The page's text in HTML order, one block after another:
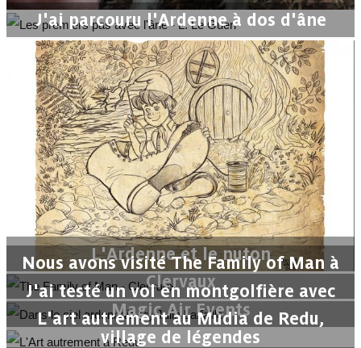
J'ai parcouru l'Ardenne à dos d'âne
L'Ardenne et le nuton
Nous avons visité The Family of Man à
Clervaux
J'ai testé un vol en montgolfière avec
Magic Air Events
L'art autrement au Mudia de Redu,
village de légendes